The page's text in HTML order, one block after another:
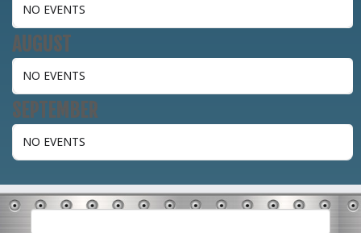
NO EVENTS
AUGUST
NO EVENTS
SEPTEMBER
NO EVENTS
Suchen